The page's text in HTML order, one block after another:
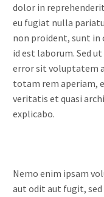
dolor in
eu fugiat nulla
non proident, sunt in
id est laborum. Sed
error sit voluptatem
totam rem aperiam,
veritatis et quasi
explicabo.
Nemo enim ipsam
aut odit aut fugit, sed